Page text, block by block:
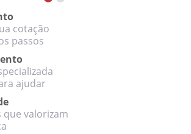
cotação
passos
ajudar
valorizam